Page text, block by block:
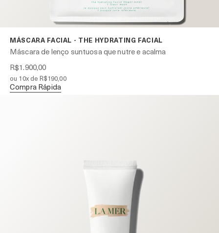
MÁSCARA FACIAL - THE HYDRATING FACIAL
Máscara de lenço suntuosa que nutre e acalma
R$1.900,00
ou 10x de R$190,00
Compra Rápida